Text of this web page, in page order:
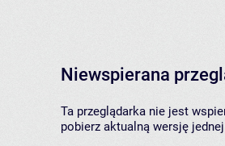
Niewspierana
Ta przeglądarka nie jest
pobierz aktualną wersję